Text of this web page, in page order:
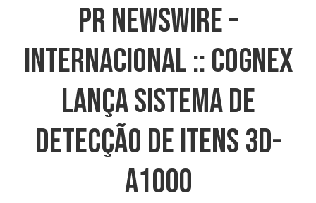
PR NEWSWIRE –
INTERNACIONAL :: Cognex
Lança Sistema De
Detecção De Itens 3D-
A1000